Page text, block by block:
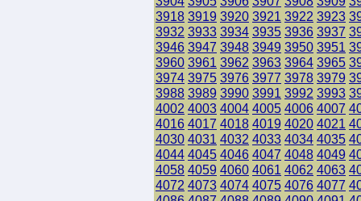
3918 3919 3920 3921 3922 3923
3932 3933 3934 3935 3936 3937
3946 3947 3948 3949 3950 3951
3960 3961 3962 3963 3964 3965
3974 3975 3976 3977 3978 3979
3988 3989 3990 3991 3992 3993
4002 4003 4004 4005 4006 4007
4016 4017 4018 4019 4020 4021
4030 4031 4032 4033 4034 4035
4044 4045 4046 4047 4048 4049
4058 4059 4060 4061 4062 4063
4072 4073 4074 4075 4076 4077